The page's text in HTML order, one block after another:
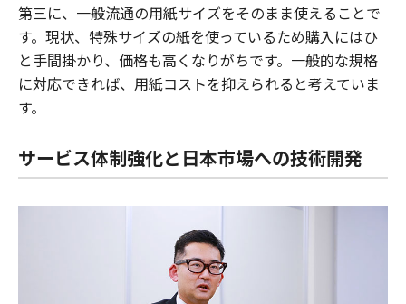
第三に、一般流通の用紙サイズをそのまま使えることで
す。現状、特殊サイズの紙を使っているため購入にはひ
と手間掛かり、価格も高くなりがちです。一般的な規格
に対応できれば、用紙コストを抑えられると考えていま
す。
サービス体制強化と日本市場への技術開発